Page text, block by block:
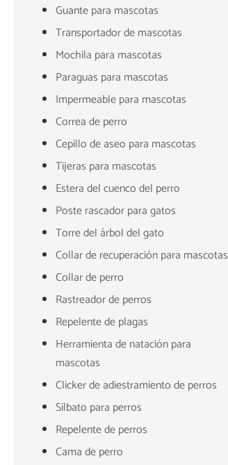
Guante para mascotas
Transportador de mascotas
Mochila para mascotas
Paraguas para mascotas
Impermeable para mascotas
Correa de perro
Cepillo de aseo para mascotas
Tijeras para mascotas
Estera del cuenco del perro
Poste rascador para gatos
Torre del árbol del gato
Collar de recuperación para mascotas
Collar de perro
Rastreador de perros
Repelente de plagas
Herramienta de natación para
mascotas
Clicker de adiestramiento de perros
Silbato para perros
Repelente de perros
Cama de perro